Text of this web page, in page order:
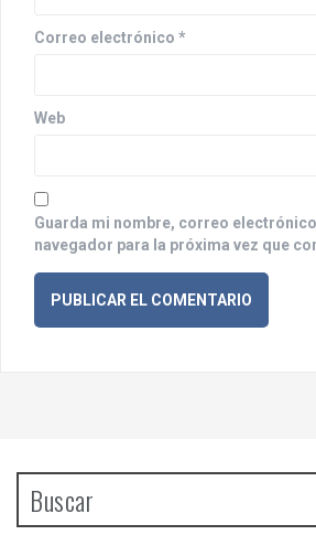
r
d
s
Correo electrónico *
Web
Guarda mi nombre, correo electrónico
navegador para la próxima vez que
Buscar